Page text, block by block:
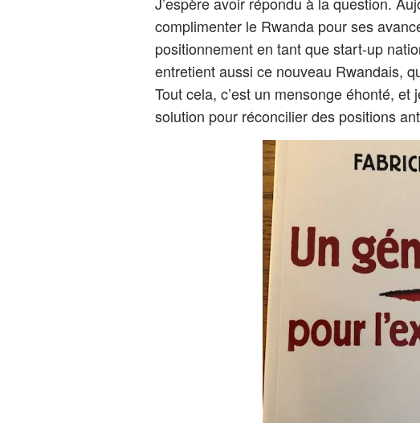
complimenter le Rwanda pour ses
positionnement en tant que start-up
entretient aussi ce nouveau Rwandais,
Tout cela, c’est un mensonge éhonté,
solution pour réconcilier des positions